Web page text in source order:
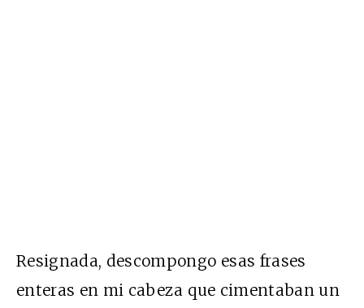
Resignada, descompongo esas frases
enteras en mi cabeza que cimentaban un